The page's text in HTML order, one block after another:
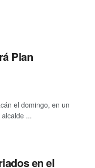
Plan
el domingo, en un
...
en el